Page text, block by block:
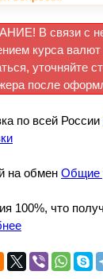
В связи с
курса
уточняйте
после
по всей России
на обмен Общие
100%, что